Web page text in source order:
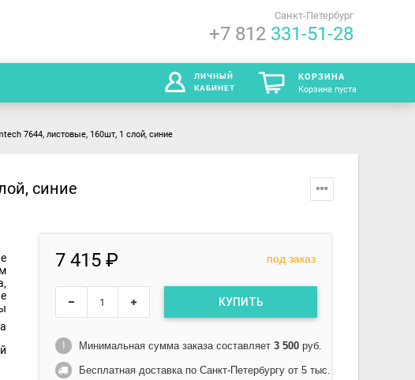
Санкт-Петербург
+7 812 331-51-28
ЛИЧНЫЙ
КАБИНЕТ
КОРЗИНА
Корзина пуста
7644, листовые, 160шт, 1 слой, синие
синие
7 415 ₽ под заказ
КУПИТЬ
Минимальная сумма заказа составляет 3 500 руб.
Бесплатная доставка по Санкт-Петербургу от 5 тыс.